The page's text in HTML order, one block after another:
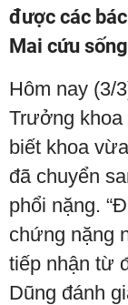
được các
Mai cứu
Hôm nay (3/
Trưởng khoa
biết khoa
đã chuyển
phổi nặng.
chứng nặng
tiếp nhận từ
Dũng đánh